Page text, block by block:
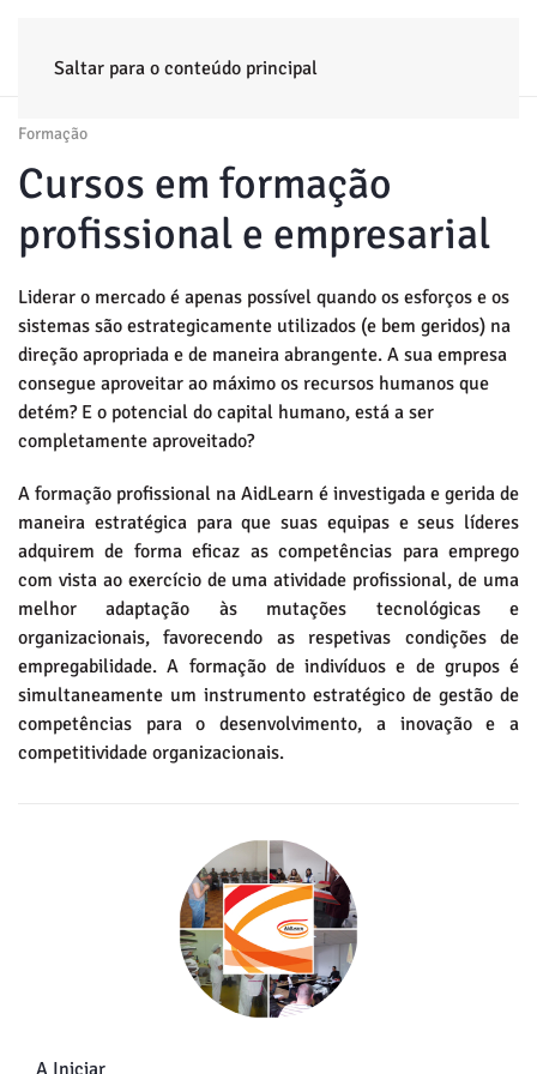
Saltar para o conteúdo principal
Formação
Cursos em formação
profissional e empresarial
Liderar o mercado é apenas possível quando os esforços e os
sistemas são estrategicamente utilizados (e bem geridos) na
direção apropriada e de maneira abrangente. A sua empresa
consegue aproveitar ao máximo os recursos humanos que
detém? E o potencial do capital humano, está a ser
completamente aproveitado?
A formação profissional na AidLearn é investigada e gerida de
maneira estratégica para que suas equipas e seus líderes
adquirem de forma eficaz as competências para emprego
com vista ao exercício de uma atividade profissional, de uma
melhor adaptação às mutações tecnológicas e
organizacionais, favorecendo as respetivas condições de
empregabilidade. A formação de indivíduos e de grupos é
simultaneamente um instrumento estratégico de gestão de
competências para o desenvolvimento, a inovação e a
competitividade organizacionais.
A Iniciar